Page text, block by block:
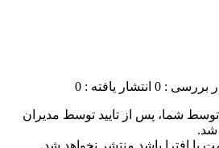
بررسی : 0 انتشار یافته : 0
شما، پس از تایید توسط مدیران
شد.
یا افترا باشد منتشر نخواهد شد.